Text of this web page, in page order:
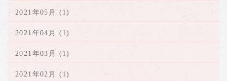
2021年05月 (1)
2021年04月 (1)
2021年03月 (1)
2021年02月 (1)